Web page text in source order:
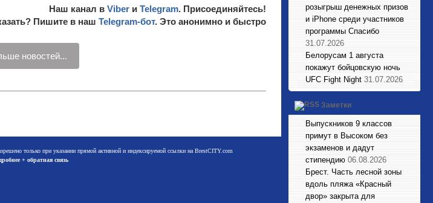
Наш канал в Viber и Telegram. Присоединяйтесь!
Пишите в наш Telegram-бот. Это анонимно и быстро
новостей...
только при указании прямой активной и индексируемой ссылки на BrestCITY.com
+ обратная связь
розыгрыш денежных призов
и iPhone среди участников
программы Спасибо
31.07.2026
Белорусам 1 августа
покажут бойцовскую ночь
UFC Fight Night 31.07.2026
Заметки
Выпускников 9 классов
примут в Высоком без
экзаменов и дадут
стипендию 06.08.2026
Брест. Часть лесной зоны
вдоль пляжа «Красный
двор» закрыта для